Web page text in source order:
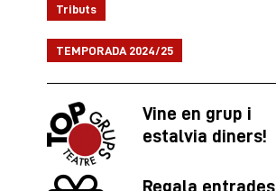
Tributs
TEMPORADA 2024/25
Vine en grup i
estalvia diners!
Regala entrades